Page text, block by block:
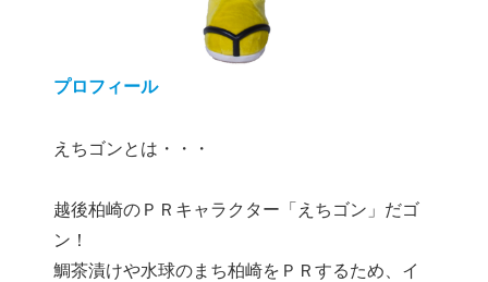
プロフィール
えちゴンとは・・・
越後柏崎のＰＲキャラクター「えちゴン」だゴ
ン！
鯛茶漬けや水球のまち柏崎をＰＲするため、イ